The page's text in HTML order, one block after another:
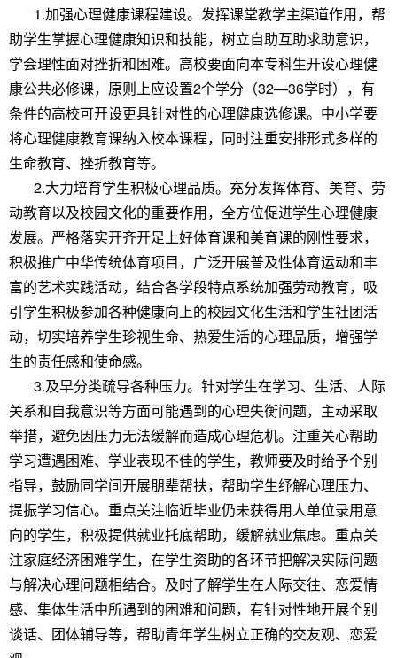
1.加强心理健康课程建设。发挥课堂教学主渠道作用，帮
助学生掌握心理健康知识和技能，树立自助互助求助意识，
学会理性面对挫折和困难。高校要面向本专科生开设心理健
康公共必修课，原则上应设置2个学分（32—36学时），有
条件的高校可开设更具针对性的心理健康选修课。中小学要
将心理健康教育课纳入校本课程，同时注重安排形式多样的
生命教育、挫折教育等。
2.大力培育学生积极心理品质。充分发挥体育、美育、劳
动教育以及校园文化的重要作用，全方位促进学生心理健康
发展。严格落实开齐开足上好体育课和美育课的刚性要求，
积极推广中华传统体育项目，广泛开展普及性体育运动和丰
富的艺术实践活动，结合各学段特点系统加强劳动教育，吸
引学生积极参加各种健康向上的校园文化生活和学生社团活
动，切实培养学生珍视生命、热爱生活的心理品质，增强学
生的责任感和使命感。
3.及早分类疏导各种压力。针对学生在学习、生活、人际
关系和自我意识等方面可能遇到的心理失衡问题，主动采取
举措，避免因压力无法缓解而造成心理危机。注重关心帮助
学习遭遇困难、学业表现不佳的学生，教师要及时给予个别
指导，鼓励同学间开展朋辈帮扶，帮助学生纾解心理压力、
提振学习信心。重点关注临近毕业仍未获得用人单位录用意
向的学生，积极提供就业托底帮助，缓解就业焦虑。重点关
注家庭经济困难学生，在学生资助的各环节把解决实际问题
与解决心理问题相结合。及时了解学生在人际交往、恋爱情
感、集体生活中所遇到的困难和问题，有针对性地开展个别
谈话、团体辅导等，帮助青年学生树立正确的交友观、恋爱